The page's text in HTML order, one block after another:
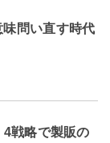
問い直す時代
戦略で製販の